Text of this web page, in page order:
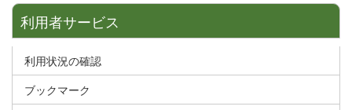
利用者サービス
利用状況の確認
ブックマーク